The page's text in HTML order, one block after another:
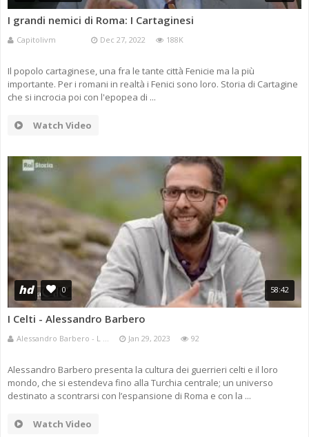
I grandi nemici di Roma: I Cartaginesi
Capitolivm Dec 27, 2022 188K
Il popolo cartaginese, una fra le tante città Fenicie ma la più
importante. Per i romani in realtà i Fenici sono loro. Storia di Cartagine
che si incrocia poi con l'epopea di ...
Watch Video
hd 0 58:42
I Celti - Alessandro Barbero
Alessandro Barbero - L ... Jan 29, 2023 92
Alessandro Barbero presenta la cultura dei guerrieri celti e il loro
mondo, che si estendeva fino alla Turchia centrale; un universo
destinato a scontrarsi con l’espansione di Roma e con la ...
Watch Video